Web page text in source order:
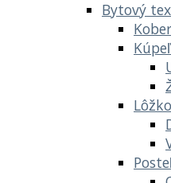
Bytový